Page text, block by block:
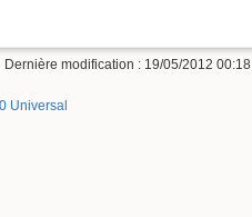
Dernière modification : 19/05/2012 00:18
Universal